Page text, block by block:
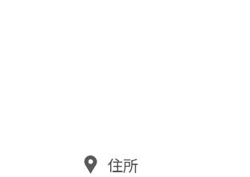
住所